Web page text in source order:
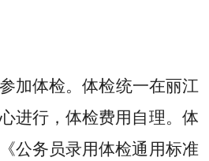
加体检。体检统一在丽江
进行，体检费用自理。体
公务员录用体检通用标准